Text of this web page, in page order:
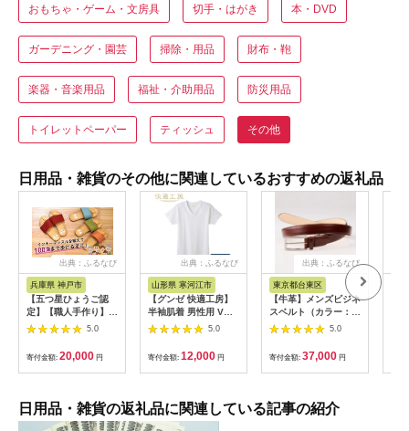
おもちゃ・ゲーム・文房具 切手・はがき 本・DVD
ガーデニング・園芸 掃除・用品 財布・鞄
楽器・音楽用品 福祉・介助用品 防災用品
トイレットペーパー ティッシュ その他
日用品・雑貨のその他に関連しているおすすめの返礼品
出典：ふるなび
兵庫県 神戸市
【五つ星ひょうご認
定】【職人手作り】
100歳まで歩ける足を
目指して！ トレーニ
ングスリッパ グーパ
ー ドクターホワイル
シリーズ
5.0
寄付金額: 20,000 円
出典：ふるなび
山形県 寒河江市
【グンゼ 快適工房】
半袖肌着 男性用 V首
ホワイト Sサイズ（3
枚セット） 012-H-
GZ001-VS
5.0
寄付金額: 12,000 円
出典：ふるなび
東京都台東区
【牛革】メンズビジネ
スベルト（カラー：ブ
ラウン）
5.0
寄付金額: 37,000 円
日用品・雑貨の返礼品に関連している記事の紹介